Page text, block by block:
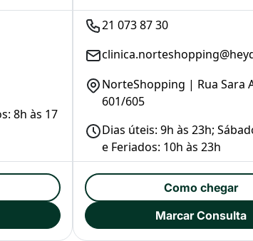
8h às 17
21 073 87 30
NorteShopping | Rua Sara
601/605
Dias úteis: 9h às 23h;
e Feriados: 10h às 23h
Como chegar
Marcar Consulta